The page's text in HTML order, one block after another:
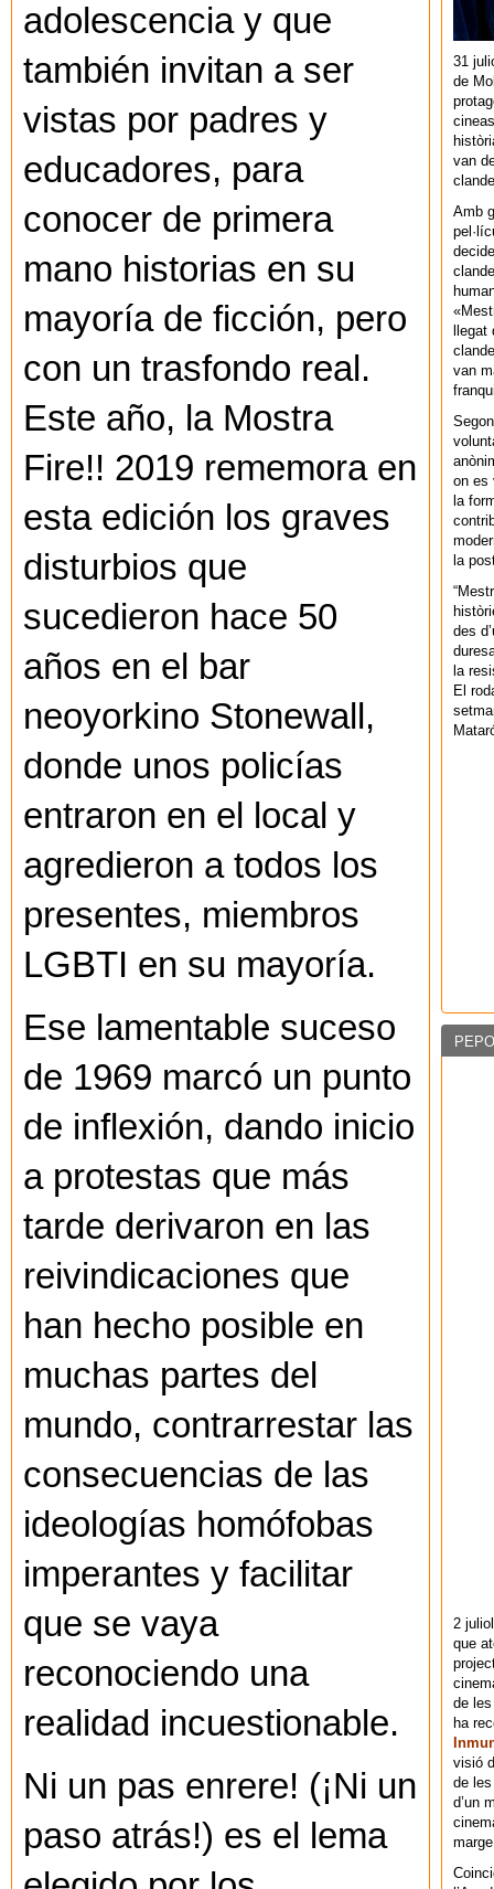
adolescencia y que
también invitan a ser
vistas por padres y
educadores, para
conocer de primera
mano historias en su
mayoría de ficción, pero
con un trasfondo real.
Este año, la Mostra
Fire!! 2019 rememora en
esta edición los graves
disturbios que
sucedieron hace 50
años en el bar
neoyorkino Stonewall,
donde unos policías
entraron en el local y
agredieron a todos los
presentes, miembros
LGBTI en su mayoría.
Ese lamentable suceso
de 1969 marcó un punto
de inflexión, dando inicio
a protestas que más
tarde derivaron en las
reivindicaciones que
han hecho posible en
muchas partes del
mundo, contrarrestar las
consecuencias de las
ideologías homófobas
imperantes y facilitar
que se vaya
reconociendo una
realidad incuestionable.
Ni un pas enrere! (¡Ni un
paso atrás!) es el lema
31
de
van
Amb
van
on es
la
la
des
la
El
2
que
de
ha
visió
de
d’un